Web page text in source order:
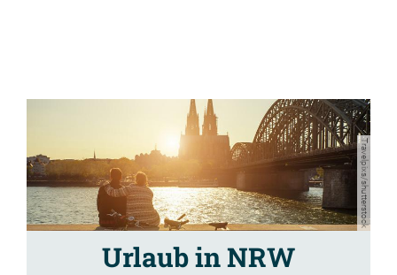
Travelpixs/shutterstock
Urlaub in NRW